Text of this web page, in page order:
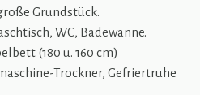
Grundstück.
WC, Badewanne.
(180 u. 160 cm)
Trockner, Gefriertruhe